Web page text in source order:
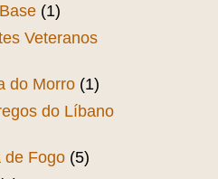
(1)
Veteranos
do Morro (1)
do Líbano
de Fogo (5)